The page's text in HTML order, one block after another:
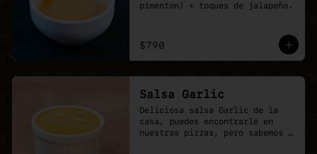
pimenton) + toques de jalapeño.
$790
Salsa Garlic
Deliciosa salsa Garlic de la
casa, puedes encontrarle en
nuestras pizzas, pero sabemos